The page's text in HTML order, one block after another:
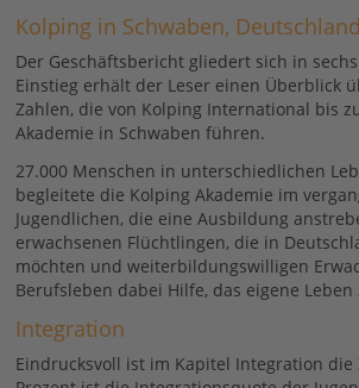
Kolping in Schwaben,
Der Geschäftsbericht gliedert sich in
Einstieg erhält der Leser einen Überblick
Zahlen, die von Kolping International bis
Akademie in Schwaben führen.
27.000 Menschen in unterschiedlichen
begleitete die Kolping Akademie im
Jugendlichen, die eine Ausbildung
erwachsenen Flüchtlingen, die in
möchten und weiterbildungswilligen
Berufsleben dabei Hilfe, das eigene Leben
Integration
Eindrucksvoll ist im Kapitel Integration die